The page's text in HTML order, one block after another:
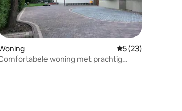
van 4,77 op 5, 22 recensies
Gemiddelde
5 (23)
woning met prachtig